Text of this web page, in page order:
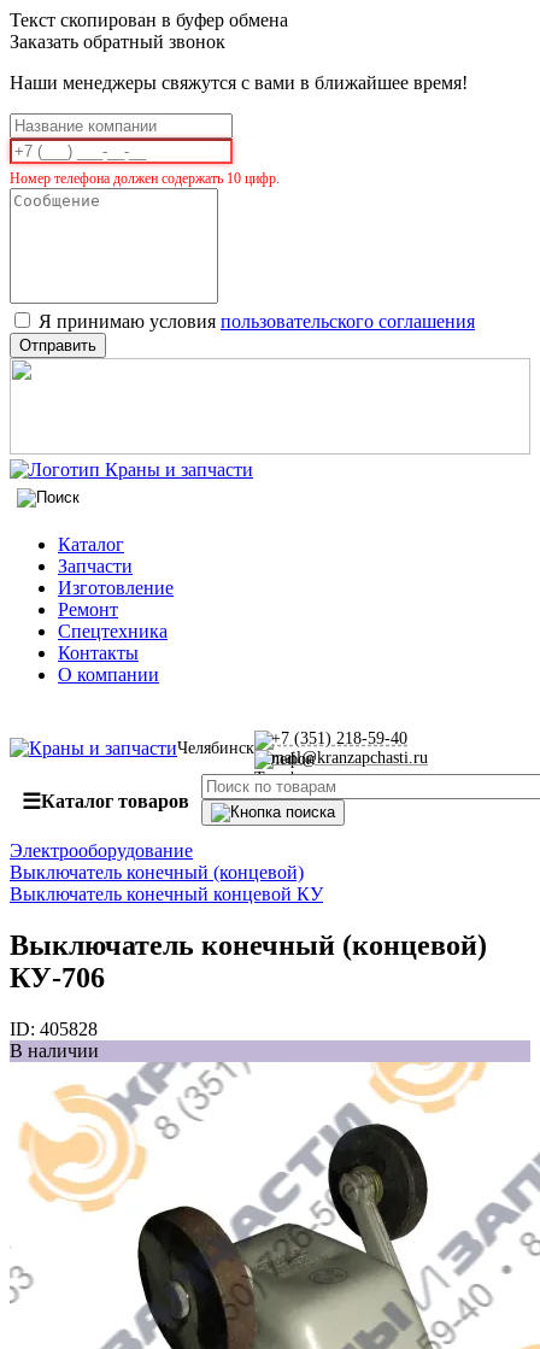
Текст скопирован в буфер обмена
Заказать обратный звонок
Наши менеджеры свяжутся с вами в ближайшее время!
Номер телефона должен содержать 10 цифр.
Я принимаю условия пользовательского соглашения
Отправить
Каталог
Запчасти
Изготовление
Ремонт
Спецтехника
Контакты
О компании
Челябинск
+7 (351) 218-59-40
mail@kranzapchasti.ru
☰Каталог товаров
Электрооборудование
Выключатель конечный (концевой)
Выключатель конечный концевой КУ
Выключатель конечный (концевой)
КУ-706
ID: 405828
В наличии